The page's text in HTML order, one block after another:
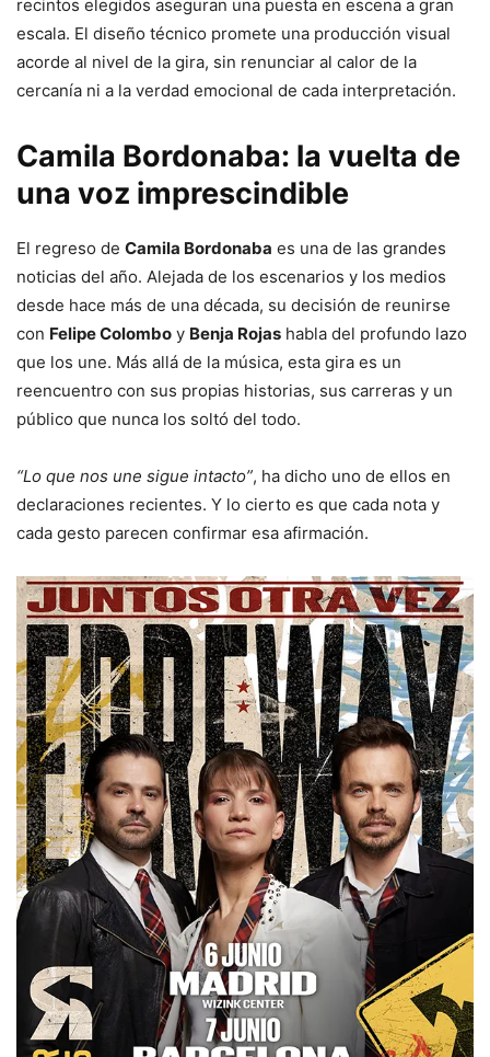
recintos elegidos aseguran una puesta en escena a gran
escala. El diseño técnico promete una producción visual
acorde al nivel de la gira, sin renunciar al calor de la
cercanía ni a la verdad emocional de cada interpretación.
Camila Bordonaba: la vuelta de
una voz imprescindible
El regreso de Camila Bordonaba es una de las grandes
noticias del año. Alejada de los escenarios y los medios
desde hace más de una década, su decisión de reunirse
con Felipe Colombo y Benja Rojas habla del profundo lazo
que los une. Más allá de la música, esta gira es un
reencuentro con sus propias historias, sus carreras y un
público que nunca los soltó del todo.
“Lo que nos une sigue intacto”, ha dicho uno de ellos en
declaraciones recientes. Y lo cierto es que cada nota y
cada gesto parecen confirmar esa afirmación.